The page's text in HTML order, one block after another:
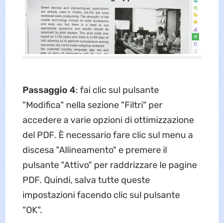
Passaggio 4: fai clic sul pulsante
"Modifica" nella sezione "Filtri" per
accedere a varie opzioni di ottimizzazione
del PDF. È necessario fare clic sul menu a
discesa "Allineamento" e premere il
pulsante "Attivo" per raddrizzare le pagine
PDF. Quindi, salva tutte queste
impostazioni facendo clic sul pulsante
"OK".